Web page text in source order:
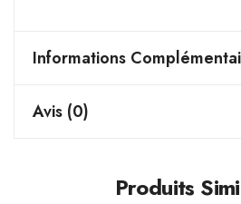
Informations
Avis (0)
Produits